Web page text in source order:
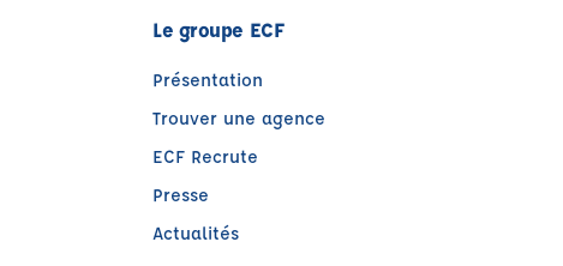
Le groupe ECF
Présentation
Trouver une agence
ECF Recrute
Presse
Actualités